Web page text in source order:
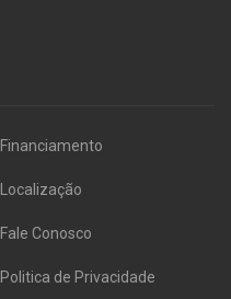
Financiamento
Localização
Fale Conosco
Politica de Privacidade